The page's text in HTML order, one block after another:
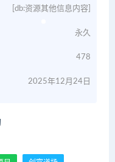
[db:资源其他信息内容]
永久
478
2025年12月24日